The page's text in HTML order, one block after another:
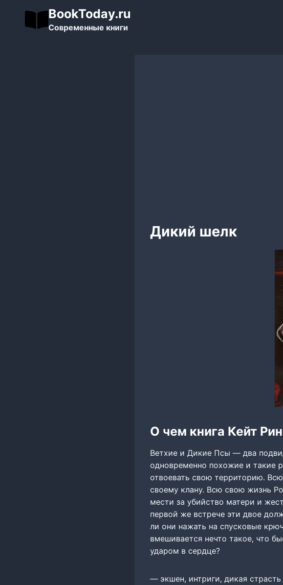
содержимому
BookToday.ru
Современные книги
Дикий шелк
О чем книга Кейт
Ветхие и Дикие Псы — два
одновременно похожие и такие
отвоевать свою территорию.
своему клану. Всю свою жизнь
мести за убийство матери и
первой же встрече эти двое
ли они нажать на спусковые
вмешивается нечто такое, что
ударом в сердце?
— экшен, интриги, дикая страсть